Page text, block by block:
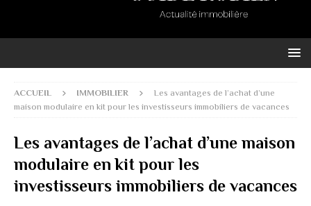
ACCUEIL IMMOBILIER
Les avantages de l’achat d’une
maison modulaire en kit pour les investisseurs immobiliers de vacances
Les avantages de l’achat d’une maison
modulaire en kit pour les
investisseurs immobiliers de vacances